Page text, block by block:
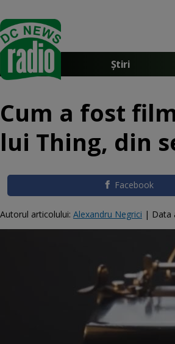
Știri
Cum a fost
lui Thing, din
Facebook
Autorul articolului: Alexandru Negrici | Data